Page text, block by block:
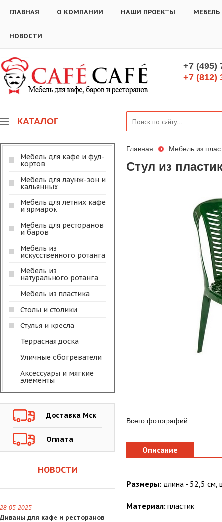
ГЛАВНАЯ О КОМПАНИИ НАШИ ПРОЕКТЫ
НОВОСТИ
+7 (495)
+7 (812)
КАТАЛОГ
Мебель для кафе и фуд-
кортов
Мебель для лаунж-зон и
кальянных
Мебель для летних кафе
и ярмарок
Мебель для ресторанов
и баров
Мебель из
искусственного ротанга
Мебель из
натурального ротанга
Мебель из пластика
Столы и столики
Стулья и кресла
Террасная доска
Уличные обогреватели
Аксессуары и мягкие
элементы
Доставка Мск
Оплата
НОВОСТИ
28-05-2025
Диваны для кафе и ресторанов
Главная Мебель из
Стул из
Всего фотографий:
Описание
Размеры: длина - 52,5 см,
Материал: пластик